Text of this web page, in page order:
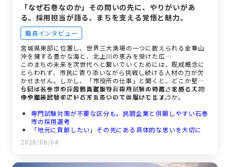
「なぜ石巻なのか」その問いの先に、やりがいがあ
る。採用担当が語る、まちを支える覚悟と魅力。
職員インタビュー
宮城県東部に位置し、世界三大漁場の一つに数えられる金華山
沖を擁する豊かな海と、北上川の恵みを受けた広…
このまちの未来を次世代へと繋いでいくためには、既成概念に
とらわれず、市民に寄り添いながら挑戦し続ける人材の力が欠
かせません。しかし、「市役所の仕事」と聞くと、どこか堅苦
しいイメージや、公務員試験特有のハードルの高さを感じて、
一歩踏み出せずにいる方も多いのではないでしょうか。
今回は石巻市の採用担当者より、採用試験の特徴、求める人物
像や面接試験のアドバイスについてお届けします。
専門試験対策が不要な区分も。民間企業と併願しやすい石巻
市の採用選考
「地元に貢献したい」その先にある具体的な思いを大切に
丸暗記ではなく、自分の言葉で伝える面接を
「地域を支える」実感が、自身の成長につながる
2026/06/04